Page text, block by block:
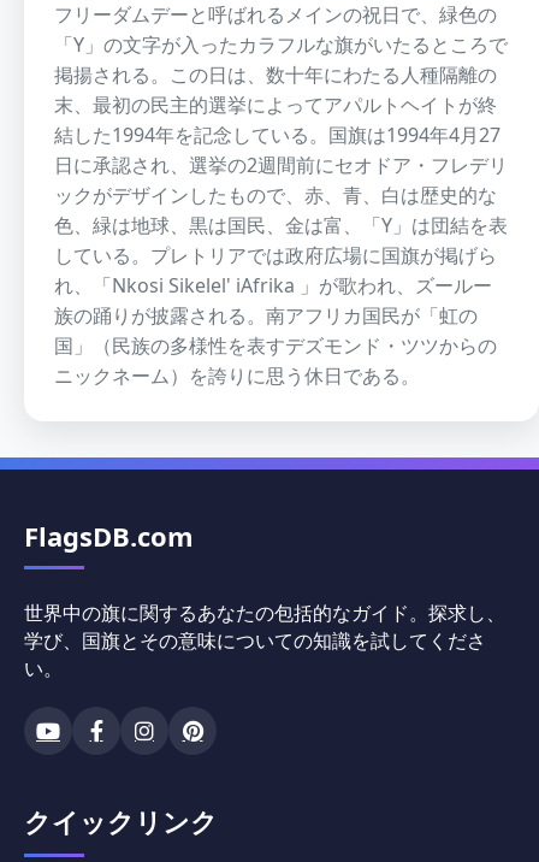
フリーダムデーと呼ばれるメインの祝日で、緑色の
「Y」の文字が入ったカラフルな旗がいたるところで
掲揚される。この日は、数十年にわたる人種隔離の
末、最初の民主的選挙によってアパルトヘイトが終
結した1994年を記念している。国旗は1994年4月27
日に承認され、選挙の2週間前にセオドア・フレデリ
ックがデザインしたもので、赤、青、白は歴史的な
色、緑は地球、黒は国民、金は富、「Y」は団結を表
している。プレトリアでは政府広場に国旗が掲げら
れ、「Nkosi Sikelel' iAfrika 」が歌われ、ズールー
族の踊りが披露される。南アフリカ国民が「虹の
国」（民族の多様性を表すデズモンド・ツツからの
ニックネーム）を誇りに思う休日である。
FlagsDB.com
世界中の旗に関するあなたの包括的なガイド。探求し、
学び、国旗とその意味についての知識を試してくださ
い。
クイックリンク